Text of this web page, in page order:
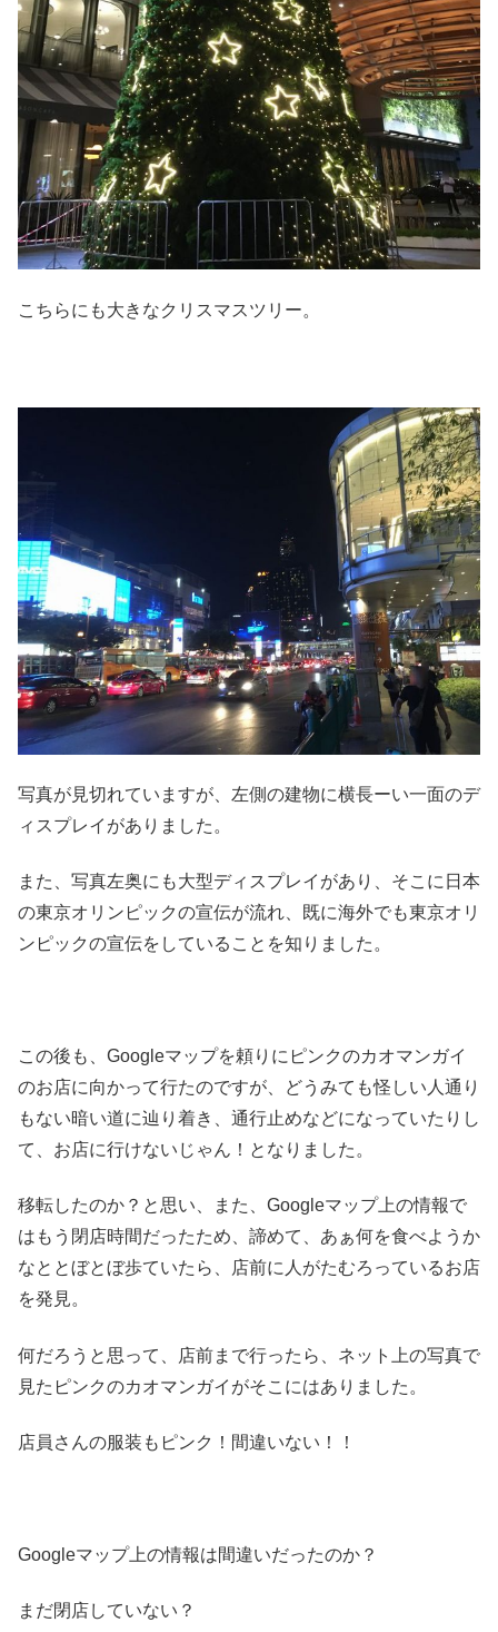
こちらにも大きなクリスマスツリー。
写真が見切れていますが、左側の建物に横長ーい一面のデ
ィスプレイがありました。
また、写真左奥にも大型ディスプレイがあり、そこに日本
の東京オリンピックの宣伝が流れ、既に海外でも東京オリ
ンピックの宣伝をしていることを知りました。
この後も、Googleマップを頼りにピンクのカオマンガイ
のお店に向かって行たのですが、どうみても怪しい人通り
もない暗い道に辿り着き、通行止めなどになっていたりし
て、お店に行けないじゃん！となりました。
移転したのか？と思い、また、Googleマップ上の情報で
はもう閉店時間だったため、諦めて、あぁ何を食べようか
なととぼとぼ歩ていたら、店前に人がたむろっているお店
を発見。
何だろうと思って、店前まで行ったら、ネット上の写真で
見たピンクのカオマンガイがそこにはありました。
店員さんの服装もピンク！間違いない！！
Googleマップ上の情報は間違いだったのか？
まだ閉店していない？